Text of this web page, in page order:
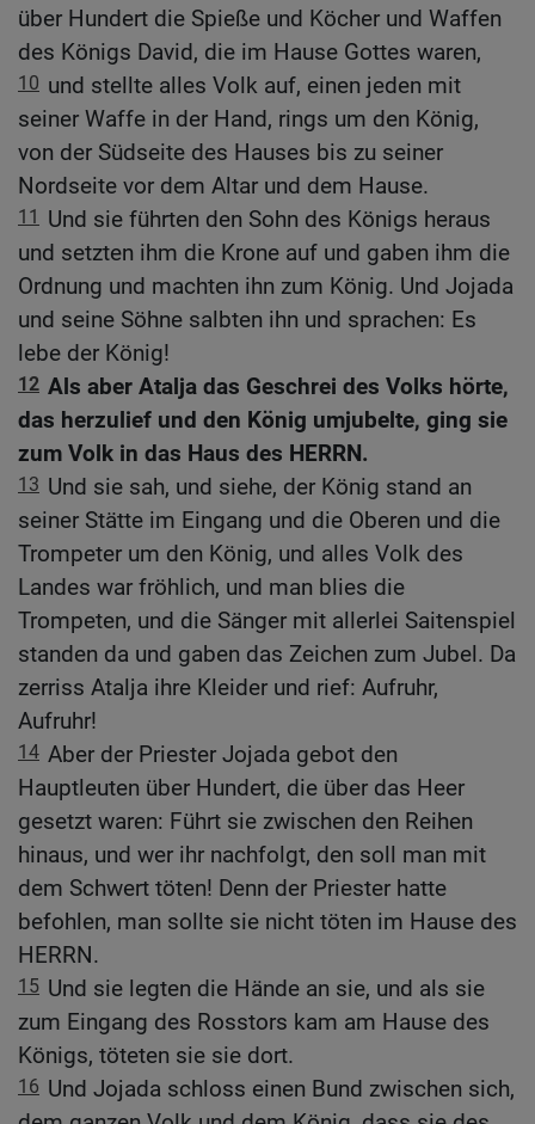
über Hundert die Spieße und Köcher und Waffen
des Königs David, die im Hause Gottes waren,
10 und stellte alles Volk auf, einen jeden mit
seiner Waffe in der Hand, rings um den König,
von der Südseite des Hauses bis zu seiner
Nordseite vor dem Altar und dem Hause.
11 Und sie führten den Sohn des Königs heraus
und setzten ihm die Krone auf und gaben ihm die
Ordnung und machten ihn zum König. Und Jojada
und seine Söhne salbten ihn und sprachen: Es
lebe der König!
12 Als aber Atalja das Geschrei des Volks hörte,
das herzulief und den König umjubelte, ging sie
zum Volk in das Haus des HERRN.
13 Und sie sah, und siehe, der König stand an
seiner Stätte im Eingang und die Oberen und die
Trompeter um den König, und alles Volk des
Landes war fröhlich, und man blies die
Trompeten, und die Sänger mit allerlei Saitenspiel
standen da und gaben das Zeichen zum Jubel. Da
zerriss Atalja ihre Kleider und rief: Aufruhr,
Aufruhr!
14 Aber der Priester Jojada gebot den
Hauptleuten über Hundert, die über das Heer
gesetzt waren: Führt sie zwischen den Reihen
hinaus, und wer ihr nachfolgt, den soll man mit
dem Schwert töten! Denn der Priester hatte
befohlen, man sollte sie nicht töten im Hause des
HERRN.
15 Und sie legten die Hände an sie, und als sie
zum Eingang des Rosstors kam am Hause des
Königs, töteten sie sie dort.
16 Und Jojada schloss einen Bund zwischen sich,